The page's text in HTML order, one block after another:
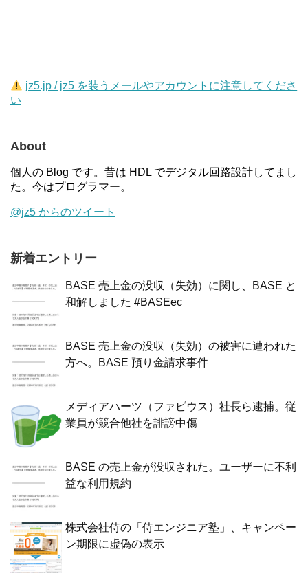
jz5.jp / jz5 を装うメールやアカウントに注意してくださ
い
About
個人の Blog です。昔は HDL でデジタル回路設計してまし
た。今はプログラマー。
@jz5 からのツイート
新着エントリー
BASE 売上金の没収（失効）に関し、BASE と
和解しました #BASEec
BASE 売上金の没収（失効）の被害に遭われた
方へ。BASE 預り金請求事件
メディアハーツ（ファビウス）社長ら逮捕。従
業員が競合他社を誹謗中傷
BASE の売上金が没収された。ユーザーに不利
益な利用規約
株式会社侍の「侍エンジニア塾」、キャンペー
ン期限に虚偽の表示